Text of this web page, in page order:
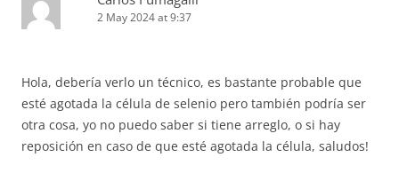
2 May 2024 at 9:37
Hola, debería verlo un técnico, es bastante probable que
esté agotada la célula de selenio pero también podría ser
otra cosa, yo no puedo saber si tiene arreglo, o si hay
reposición en caso de que esté agotada la célula, saludos!